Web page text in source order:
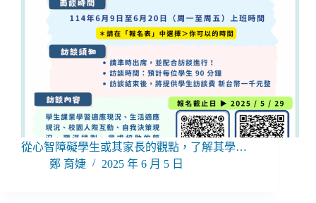
從心智障礙學生或其家長的觀點，了解其學…
鄭 育婕
2025 年 6 月 5 日